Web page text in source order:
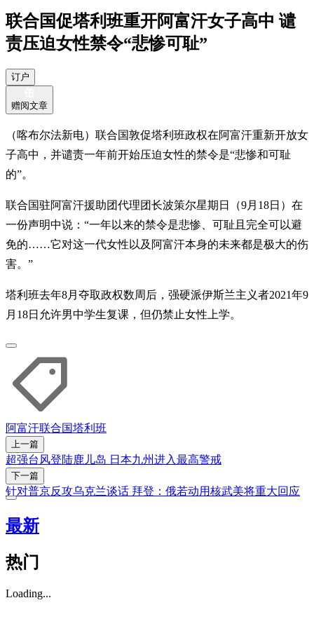
联合国促塔利班重开阿富汗女子高中 谴
责压迫女性禁令“悲惨可耻”
订户
赠阅文章
（喀布尔法新电）联合国敦促塔利班政权在阿富汗重新开放女
子高中，并谴责一年前开始压迫女性的禁令是“悲惨和可耻
的”。
联合国驻阿富汗援助团代理团长波策尔星期日（9月18日）在
一份声明中说：“一年以来的禁令是悲惨、可耻且完全可以避
免的……它对这一代女性以及阿富汗本身的未来都是极大的伤
害。”
塔利班去年8月夺取政权数周后，强硬派伊斯兰主义者2021年9
月18日允许男中学生复课，但仍禁止女性上学。
阿富汗联合国塔利班
上一篇
超强台风登陆鹿儿岛 日本九州进入最高警戒
下一篇
针对普京反攻乌克兰谈话 拜登：俄若动用核武美将重大回应
最新
热门
Loading...